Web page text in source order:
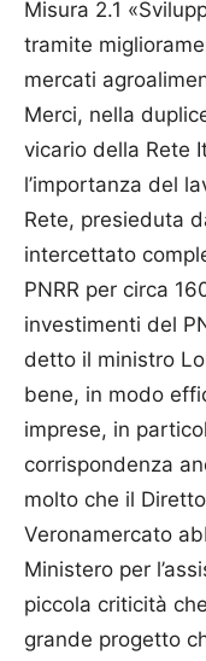
Misura 2.1
tramite
mercati
Merci, nella
vicario della Rete
l’importanza del
Rete, presieduta
intercettato
PNRR per circa
investimenti del
detto il ministro
bene, in modo
imprese, in
corrispondenza
molto che il
Veronamercato
Ministero per
piccola criticità
grande progetto